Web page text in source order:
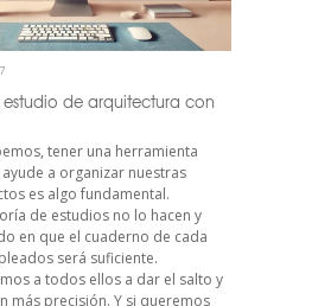
estudio de arquitectura con
tener una herramienta
a organizar nuestras
es algo fundamental.
de estudios no lo hacen y
en que el cuaderno de cada
será suficiente.
a todos ellos a dar el salto y
más precisión. Y si queremos